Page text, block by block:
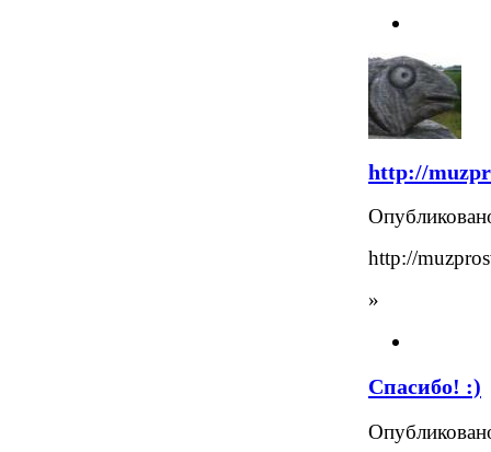
http://
http://
»
Спасибо! :)